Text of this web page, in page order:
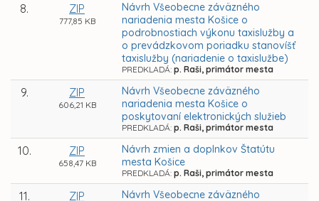
8. ZIP
777,85 KB
Návrh Všeobecne záväzného
nariadenia mesta Košice o
podrobnostiach výkonu taxislužby a
o prevádzkovom poriadku stanovíšť
taxislužby (nariadenie o taxislužbe)
PREDKLADÁ: p. Raši, primátor mesta
9. ZIP
606,21 KB
Návrh Všeobecne záväzného
nariadenia mesta Košice o
poskytovaní elektronických služieb
PREDKLADÁ: p. Raši, primátor mesta
10. ZIP
658,47 KB
Návrh zmien a doplnkov Štatútu
mesta Košice
PREDKLADÁ: p. Raši, primátor mesta
11. ZIP
Návrh Všeobecne záväzného